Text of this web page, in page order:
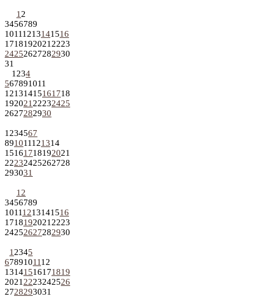
1 2
3456789
10111213141516
1718192021 2223
24252627282930
31
1 234
567891011
12131415161718
192021 22232425
2627282930
1 234567
891011121314
15161718192021
22232425262728
293031
1 2
3456789
10111213141516
1718192021 2223
24252627282930
1 2345
6789101112
13141516171819
2021 2223242526
2728293031